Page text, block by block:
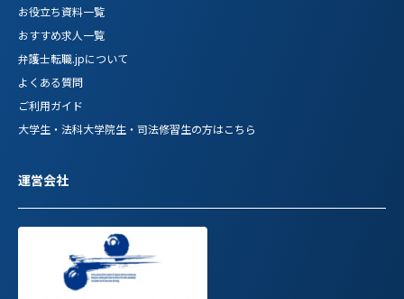
お役立ち資料一覧
おすすめ求人一覧
弁護士転職.jpについて
よくある質問
ご利用ガイド
大学生・法科大学院生・司法修習生の方はこちら
運営会社